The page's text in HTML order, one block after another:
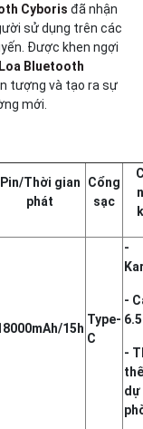
Cyboris đã nhận
sử dụng trên các
Được khen ngợi
Loa Bluetooth
tượng và tạo ra sự
mới.
Pin/Thời gian
phát
Cổng
sạc
15h
Type-
C
-
-
-
dự